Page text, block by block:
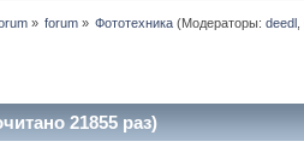
» forum » Фототехника (Модераторы:deedl
21855 раз)